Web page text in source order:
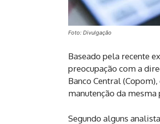
Foto: Divulgação
Baseado pela recente
preocupação com a
Banco Central
manutenção da
Segundo alguns